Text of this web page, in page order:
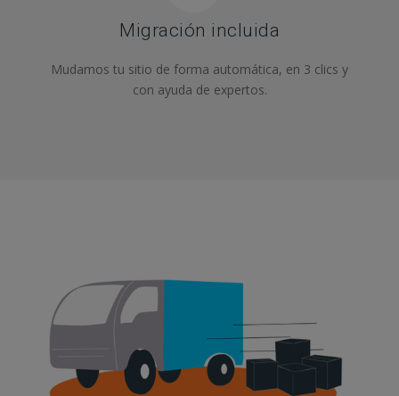
Migración incluida
Mudamos tu sitio de forma automática, en 3 clics y
con ayuda de expertos.